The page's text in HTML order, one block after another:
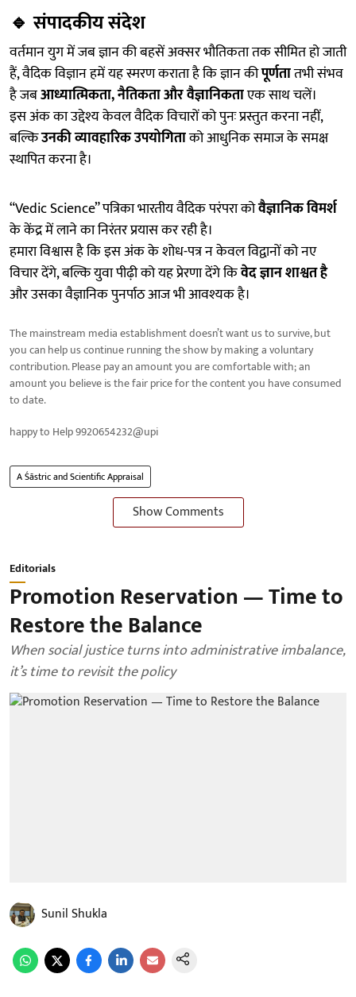
🔹संपादकीय संदेश
वर्तमान युग में जब ज्ञान की बहसें अक्सर भौतिकता तक सीमित हो जाती
हैं, वैदिक विज्ञान हमें यह स्मरण कराता है कि ज्ञान कीपूर्णतातभी संभव
है जबआध्यात्मिकता, नैतिकता और वैज्ञानिकताएक साथ चलें।
इस अंक का उद्देश्य केवल वैदिक विचारों को पुनः प्रस्तुत करना नहीं,
बल्किउनकी व्यावहारिक उपयोगिताको आधुनिक समाज के समक्ष
स्थापित करना है।
“Vedic Science” पत्रिका भारतीय वैदिक परंपरा कोवैज्ञानिक विमर्श
के केंद्र में लाने का निरंतर प्रयास कर रही है।
हमारा विश्वास है कि इस अंक के शोध-पत्र न केवल विद्वानों को नए
विचार देंगे, बल्कि युवा पीढ़ी को यह प्रेरणा देंगे किवेद ज्ञान शाश्वत है
और उसका वैज्ञानिक पुनर्पाठ आज भी आवश्यक है।
The mainstream media establishment doesn’t want us to survive, but
you can help us continue running the show by making a voluntary
contribution. Please pay an amount you are comfortable with; an
amount you believe is the fair price for the content you have consumed
to date.
happy to Help 9920654232@upi
A Śāstric and Scientific Appraisal
Show Comments
Editorials
Promotion Reservation — Time to
Restore the Balance
When social justice turns into administrative imbalance,
it’s time to revisit the policy
Sunil Shukla